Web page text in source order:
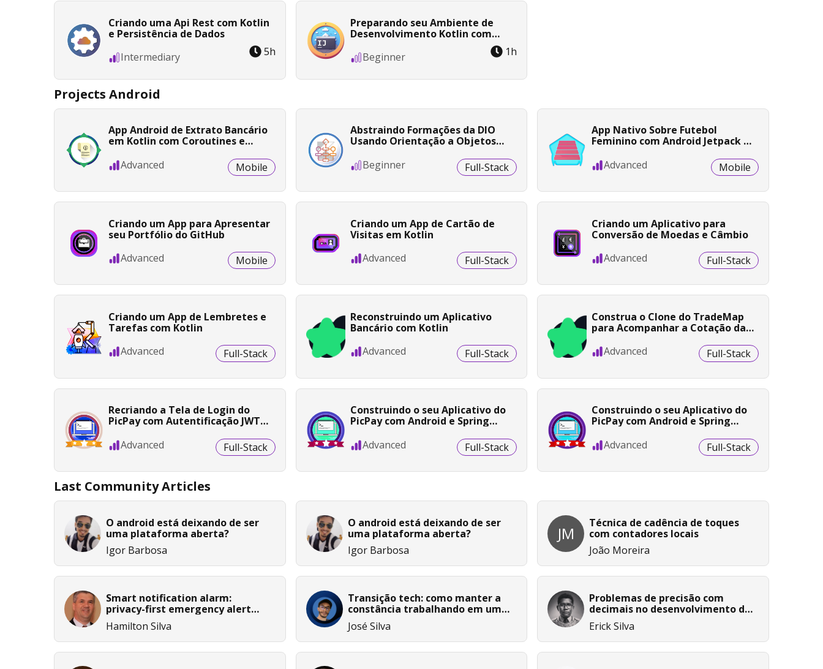
Criando uma Api Rest com Kotlin
e Persistência de Dados
Intermediary
5h
Preparando seu Ambiente de
Desenvolvimento Kotlin com
Beginner
1h
Projects Android
App Android de Extrato Bancário
em Kotlin com Coroutines e
Advanced
Mobile
Abstraindo Formações da DIO
Usando Orientação a Objetos
Beginner
Full-Stack
App Nativo Sobre Futebol
Feminino com Android Jetpack e
Advanced
Mobile
Criando um App para Apresentar
seu Portfólio do GitHub
Advanced
Mobile
Criando um App de Cartão de
Visitas em Kotlin
Advanced
Full-Stack
Criando um Aplicativo para
Conversão de Moedas e Câmbio
Advanced
Full-Stack
Criando um App de Lembretes e
Tarefas com Kotlin
Advanced
Full-Stack
Reconstruindo um Aplicativo
Bancário com Kotlin
Advanced
Full-Stack
Construa o Clone do TradeMap
para Acompanhar a Cotação das
Kotlin
Advanced Full-Stack
Recriando a Tela de Login do
PicPay com Autentificação JWT
Advanced
Full-Stack
Construindo o seu Aplicativo do
PicPay com Android e Spring
Advanced
Full-Stack
Construindo o seu Aplicativo do
PicPay com Android e Spring
Advanced
Full-Stack
Last Community Articles
O android está deixando de ser
uma plataforma aberta?
Igor Barbosa
O android está deixando de ser
uma plataforma aberta?
Igor Barbosa
JM
Técnica de cadência de toques
com contadores locais
João Moreira
Smart notification alarm:
privacy-first emergency alert
overview
Hamilton Silva
Transição tech: como manter a
constância trabalhando em uma
metalúrgica
José Silva
Problemas de precisão com
decimais no desenvolvimento de
software
Erick Silva